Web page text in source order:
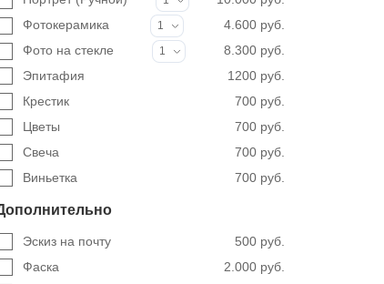
Фотокерамика
1
4.600 руб.
Фото на стекле
1
8.300 руб.
1200 руб.
Эпитафия
700 руб.
Крестик
700 руб.
Цветы
700 руб.
Свеча
700 руб.
Виньетка
500 руб.
Эскиз на почту
2.000 руб.
Фаска